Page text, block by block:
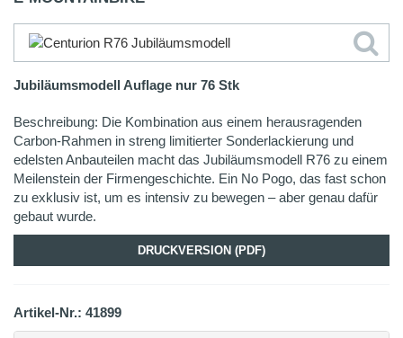
Jubiläumsmodell Auflage nur 76 Stk
Beschreibung: Die Kombination aus einem herausragenden
Carbon-Rahmen in streng limitierter Sonderlackierung und
edelsten Anbauteilen macht das Jubiläumsmodell R76 zu einem
Meilenstein der Firmengeschichte. Ein No Pogo, das fast schon
zu exklusiv ist, um es intensiv zu bewegen – aber genau dafür
gebaut wurde.
DRUCKVERSION (PDF)
Artikel-Nr.: 41899